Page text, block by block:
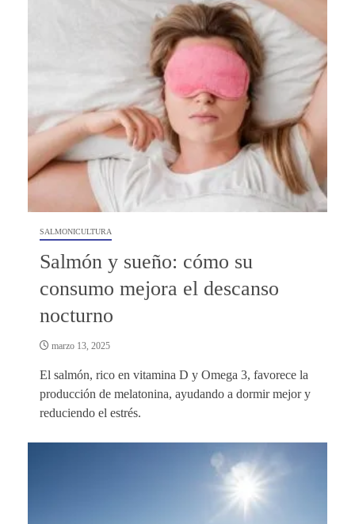
SALMONICULTURA
Salmón y sueño: cómo su
consumo mejora el descanso
nocturno
marzo 13, 2025
El salmón, rico en vitamina D y Omega 3, favorece la
producción de melatonina, ayudando a dormir mejor y
reduciendo el estrés.